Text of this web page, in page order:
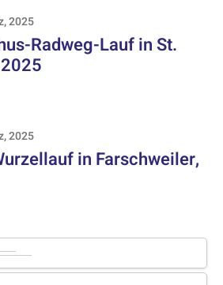
2025
Radweg-Lauf in St.
2025
in Farschweiler,